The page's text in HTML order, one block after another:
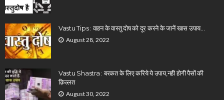
Vastu Tips : वाहन के वास्तु दोष को दूर करने के जानें खास उपाय…
August 28, 2022
Vastu Shastra : बरकत के लिए करिये ये उपाय,नही होगी पैसों की
क़िल्लत
August 30, 2022